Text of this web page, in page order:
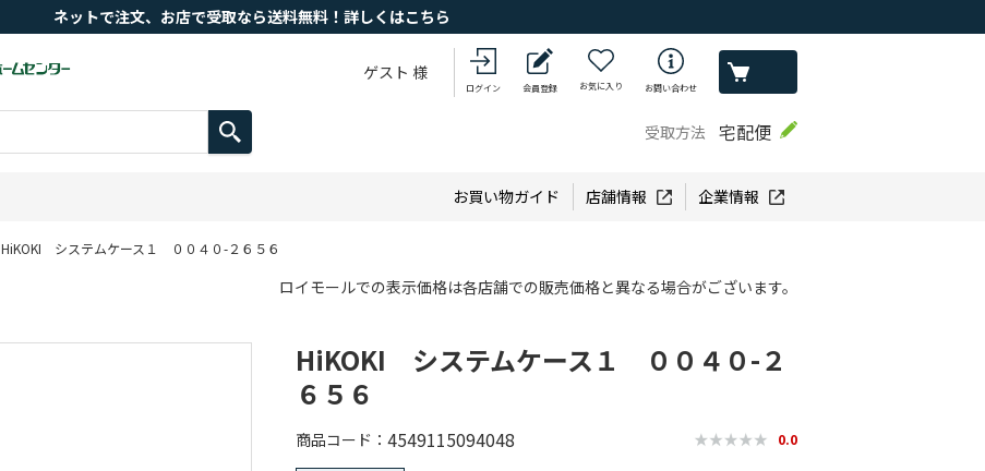
ネットで注文、お店で受取なら送料無料！詳しくはこちら
ゲスト 様
ログイン 会員登録 お気に入り お問い合わせ
受取方法 宅配便
お買い物ガイド 店舗情報 企業情報
HiKOKI システムケース１ ００４０-２６５６
ロイモールでの表示価格は各店舗での販売価格と異なる場合がございます。
HiKOKI システムケース１ ００４０-２
６５６
商品コード 4549115094048 0.0